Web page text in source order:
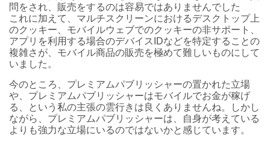
問をされ、販売をするのは容易ではありませんでした
これに加えて、マルチスクリーンにおけるデスクトップ上
のクッキー、モバイルウェブでのクッキーの非サポート、
アプリを利用する場合のデバイスIDなどを特定することの
複雑さが、モバイル商品の販売を極めて難しいものにして
いました。
今のところ、プレミアムパブリッシャーの置かれた立場
や、プレミアムパブリッシャーはモバイルでお金が稼げ
る、という私の主張の雲行きは良くありませんね。しかし
ながら、プレミアムパブリッシャーは、自身が考えている
よりも強力な立場にいるのではないかと感じています。